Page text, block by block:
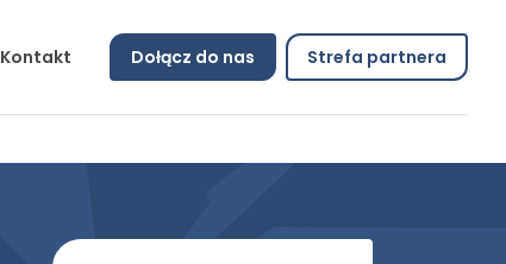
Kontakt Dołącz do nas Strefa partnera